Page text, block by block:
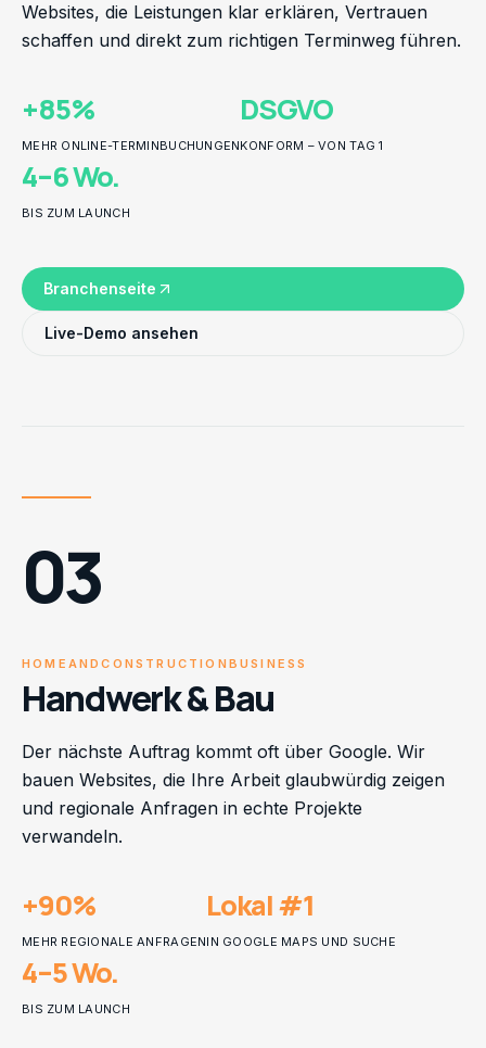
Websites, die Leistungen klar erklären, Vertrauen
schaffen und direkt zum richtigen Terminweg führen.
+85%
MEHR ONLINE-TERMINBUCHUNGEN
DSGVO
KONFORM – VON TAG 1
4–6 Wo.
BIS ZUM LAUNCH
Branchenseite
Live-Demo ansehen
03
HOMEANDCONSTRUCTIONBUSINESS
Handwerk & Bau
Der nächste Auftrag kommt oft über Google. Wir
bauen Websites, die Ihre Arbeit glaubwürdig zeigen
und regionale Anfragen in echte Projekte
verwandeln.
+90%
MEHR REGIONALE ANFRAGEN
Lokal #1
IN GOOGLE MAPS UND SUCHE
4–5 Wo.
BIS ZUM LAUNCH